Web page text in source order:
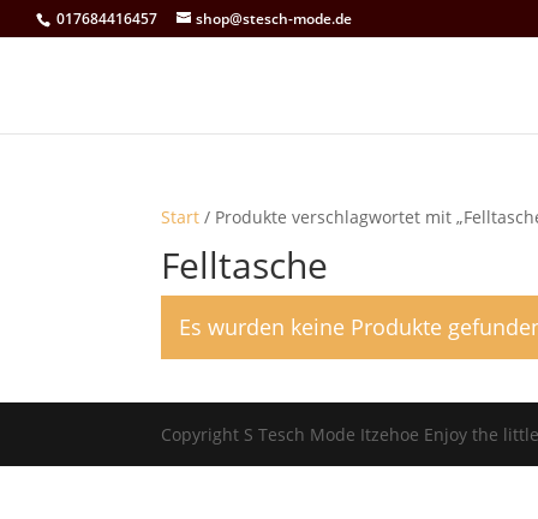
017684416457 shop@stesch-mode.de
Start / Produkte verschlagwortet mit
Felltasche
Es wurden keine Produkte
Copyright S Tesch Mode Itzehoe Enjoy the little